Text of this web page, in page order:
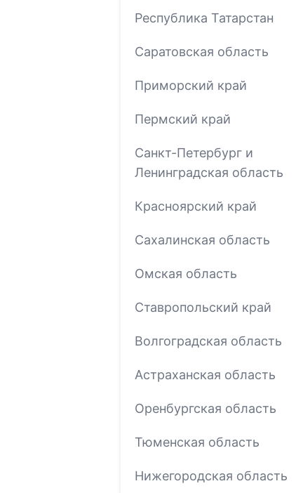
Республика Татарстан
Саратовская область
Приморский край
Пермский край
Санкт-Петербург и
Ленинградская область
Красноярский край
Сахалинская область
Омская область
Ставропольский край
Волгоградская область
Астраханская область
Оренбургская область
Тюменская область
Нижегородская область